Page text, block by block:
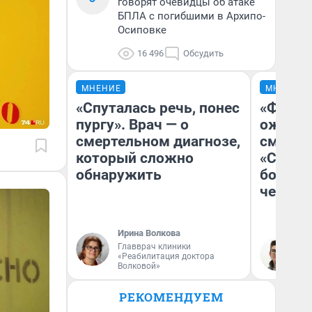
БПЛА с погибшими в Архипо-
Осиповке
16 496 Обсудить
МНЕНИЕ
«Спуталась речь, понес
пургу». Врач — о
смертельном диагнозе,
который сложно
обнаружить
Ирина Волкова
Главврач клиники
«Реабилитация доктора
Волковой»
МНЕНИЕ
РЕКОМЕНДУЕМ